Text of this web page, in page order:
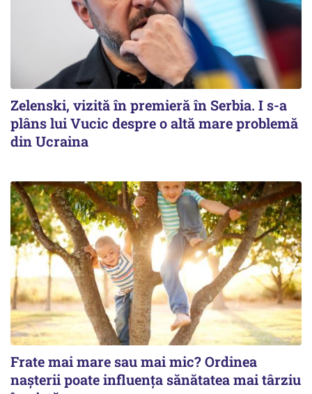
Zelenski, vizită în premieră în Serbia. I s-a
plâns lui Vucic despre o altă mare problemă
din Ucraina
Frate mai mare sau mai mic? Ordinea
nașterii poate influența sănătatea mai târziu